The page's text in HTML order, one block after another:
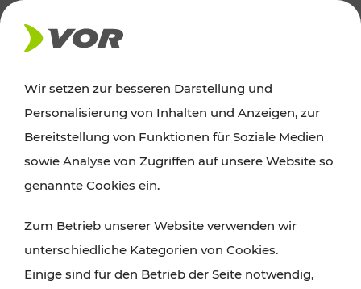
AKTUELLES
Ausflugstipps
Wien, Niederösterreich und das Burgenland
Wanderungen, Kultur und Gastronomie,
Radtouren oder purer Naturgenuss – viele
Attraktionen sind mit den Ticket- und Fahrplan-
Wir setzen zur besseren Darstellung und
Personalisierung von Inhalten und Anzeigen, zur
Bereitstellung von Funktionen für Soziale Medien
sowie Analyse von Zugriffen auf unsere Website so
genannte Cookies ein.
Zum Betrieb unserer Website verwenden wir
unterschiedliche Kategorien von Cookies.
Einige sind für den Betrieb der Seite notwendig,